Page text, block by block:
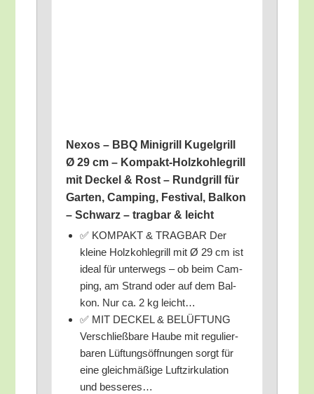
Nexos – BBQ Mini­grill Kugel­grill
Ø 29 cm – Kom­pakt-Holz­koh­le­grill
mit Deckel & Rost – Rund­grill für
Gar­ten, Cam­ping, Fes­ti­val, Bal­kon
– Schwarz – trag­bar & leicht
✅ KOMPAKT & TRAGBAR Der
klei­ne Holz­koh­le­grill mit Ø 29 cm ist
ide­al für unter­wegs – ob beim Cam­
ping, am Strand oder auf dem Bal­
kon. Nur ca. 2 kg leicht…
✅ MIT DECKEL & BELÜFTUNG
Ver­schließ­ba­re Hau­be mit regu­lier­
ba­ren Lüf­tungs­öff­nun­gen sorgt für
eine gleich­mä­ßi­ge Luft­zir­ku­la­ti­on
und besseres…